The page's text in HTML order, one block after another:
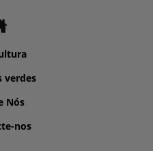
verdes
Nós
nos